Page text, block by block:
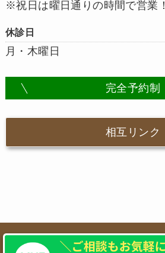
※祝日は曜日通りの時間で営業！
休診日
月・木曜日
完全予約制
相互リンク